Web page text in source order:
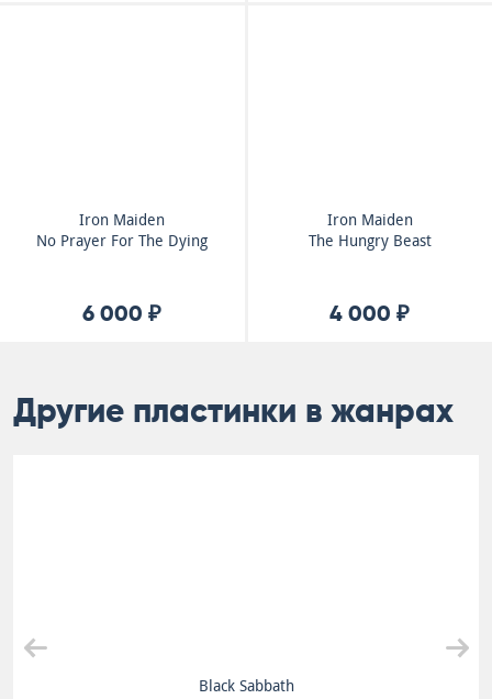
Iron Maiden
No Prayer For The Dying
6 000 ₽
Iron Maiden
The Hungry Beast
4 000 ₽
Другие пластинки в жанрах
Black Sabbath